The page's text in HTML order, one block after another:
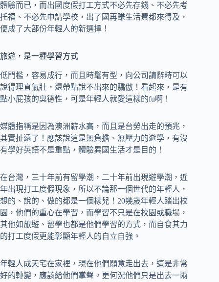
體驗而已，而出國度假打工方式不必先存錢、不必先考
托福、不必先申請學校，出了國再賺生活費都來得及，
便成了大部份年輕人的新選擇！
旅遊，是一種學習方式
低門檻，容易成行，而且時髦有型，向公司請辭時可以
說得理直氣壯，還帶點說不出來的驕傲！看起來，是有
點小屁孩的臭德性，可是年輕人就愛這樣的fu啊！
媒體指稱是因為澳洲薪水高，而且是台勞出走的預兆，
其實扯遠了！應該說這是無負擔、無壓力的遊學，有沒
有學好英語不是重點，體驗異國生活才是目的！
在台灣，三十年前有留學潮，二十年前出現遊學潮，近
年出現打工度假現象，所以不論那一個世代的年輕人，
想的、說的、做的都是一個樣兒！20幾歲年輕人踏出校
園，他們的重心在學習，而學習不只是在校園或職場，
其他如旅遊、留學也都是他們學習的方式，而自食其力
的打工度假更能彰顯年輕人的自立自強。
年輕人成天宅在家裡，現在他們願意走出去，這是非常
好的轉變，應該給他們掌聲。更何況他們只是出去一兩